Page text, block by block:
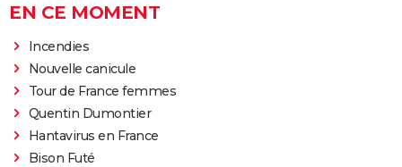
EN CE MOMENT
Incendies
Nouvelle canicule
Tour de France femmes
Quentin Dumontier
Hantavirus en France
Bison Futé